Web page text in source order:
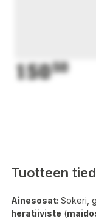
15050
Tuotteen
Ainesosat: Sokeri,
heratiiviste (